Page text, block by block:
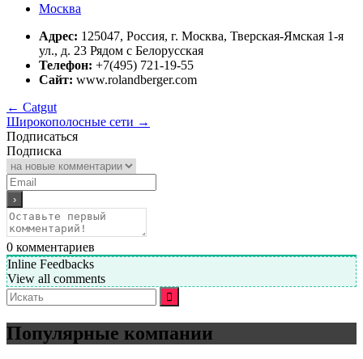
Москва
Адрес: 125047, Россия, г. Москва, Тверская-Ямская 1-я
ул., д. 23 Рядом с Белорусская
Телефон: +7(495) 721-19-55
Сайт: www.rolandberger.com
← Catgut
Широкополосные сети →
Подписаться
Подписка
0 комментариев
Inline Feedbacks
View all comments
Искать:
Популярные компании